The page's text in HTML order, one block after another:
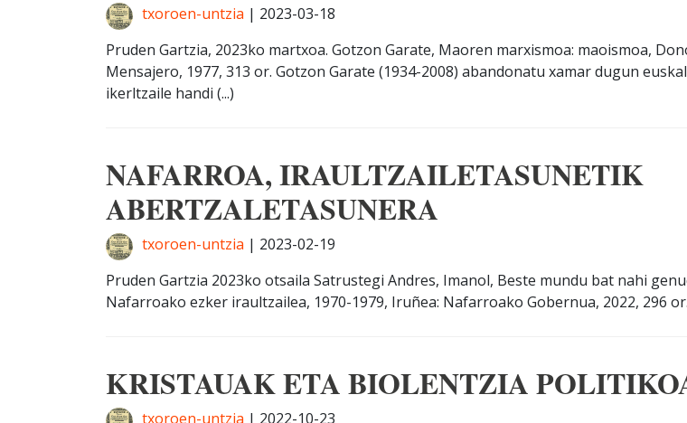
txoroen-untzia | 2023-03-18
Pruden Gartzia, 2023ko martxoa. Gotzon Garate, Maoren marxismoa: maoismoa,
Mensajero, 1977, 313 or. Gotzon Garate (1934-2008) abandonatu xamar dugun
ikerltzaile handi (...)
NAFARROA, IRAULTZAILETASUNETIK
ABERTZALETASUNERA
txoroen-untzia | 2023-02-19
Pruden Gartzia 2023ko otsaila Satrustegi Andres, Imanol, Beste mundu bat nahi
Nafarroako ezker iraultzailea, 1970-1979, Iruñea: Nafarroako Gobernua, 2022, 296 or.
KRISTAUAK ETA BIOLENTZIA
txoroen-untzia | 2022-10-23